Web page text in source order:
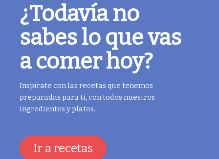
¿Todavía no
sabes lo que vas
a comer hoy?
Inspírate con las recetas que tenemos
preparadas para ti, con todos nuestros
ingredientes y platos.
Ir a recetas